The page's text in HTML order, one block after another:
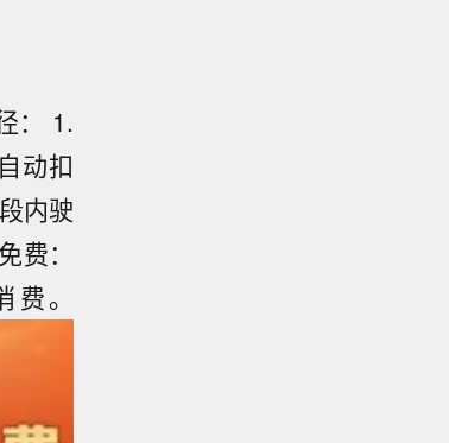
： 1.
动扣
内驶
费：
。